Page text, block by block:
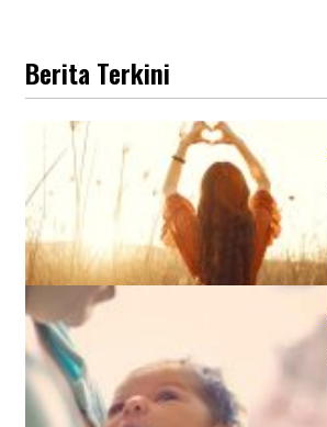
Berita Terkini